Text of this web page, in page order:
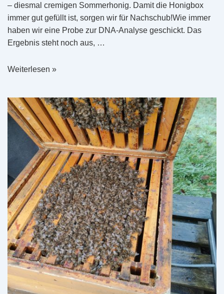
– diesmal cremigen Sommerhonig. Damit die Honigbox
immer gut gefüllt ist, sorgen wir für Nachschub!Wie immer
haben wir eine Probe zur DNA-Analyse geschickt. Das
Ergebnis steht noch aus, …
Letzte
Jahres
Weiterlesen »